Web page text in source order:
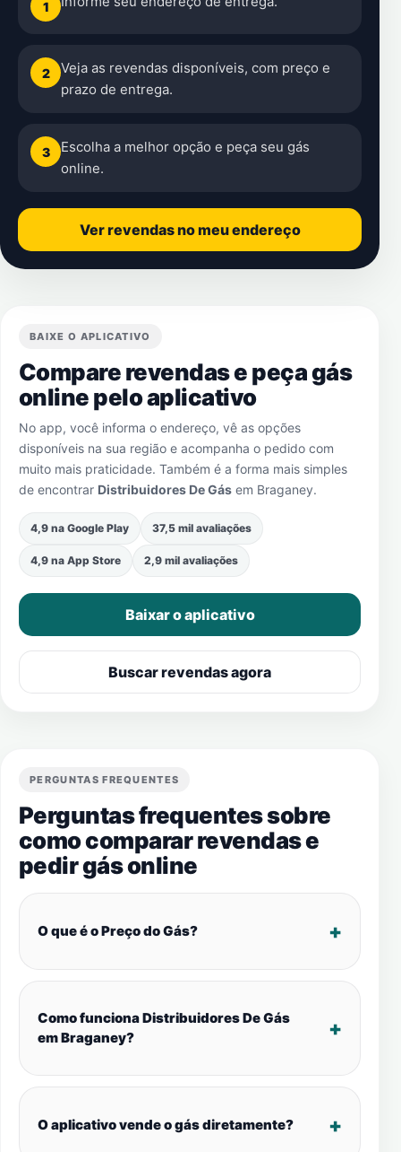
1
2
Veja as revendas disponíveis, com preço e
prazo de entrega.
3
Escolha a melhor opção e peça seu gás
online.
Ver revendas no meu endereço
BAIXE O APLICATIVO
Compare revendas e peça gás
online pelo aplicativo
No app, você informa o endereço, vê as opções
disponíveis na sua região e acompanha o pedido com
muito mais praticidade. Também é a forma mais simples
de encontrar Distribuidores De Gás em Braganey.
4,9 na Google Play 37,5 mil avaliações
4,9 na App Store 2,9 mil avaliações
Baixar o aplicativo
Buscar revendas agora
PERGUNTAS FREQUENTES
Perguntas frequentes sobre
como comparar revendas e
pedir gás online
O que é o Preço do Gás?
Como funciona Distribuidores De Gás
em Braganey?
O aplicativo vende o gás diretamente?